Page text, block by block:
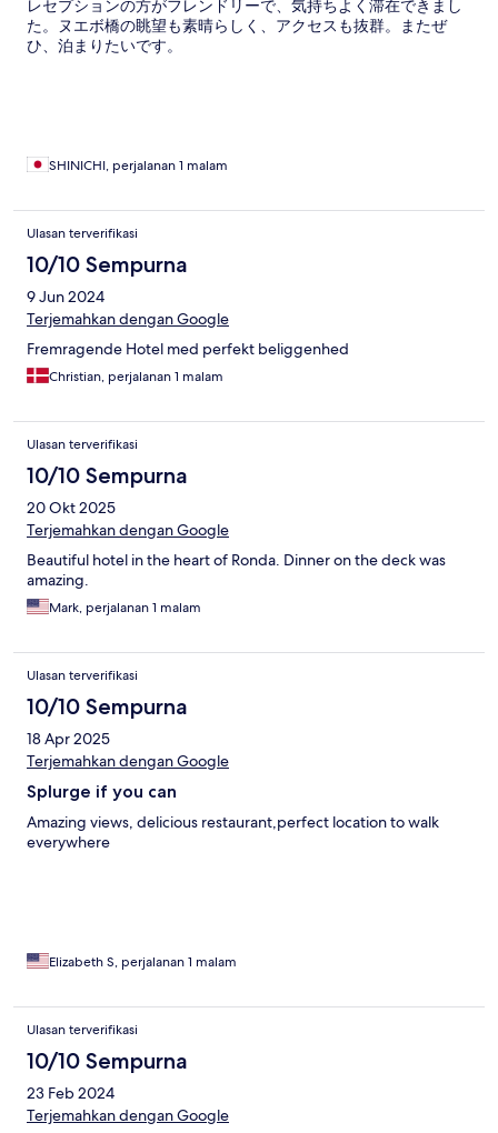
レセプションの方がフレンドリーで、気持ちよく滞在できまし
た。ヌエボ橋の眺望も素晴らしく、アクセスも抜群。またぜ
ひ、泊まりたいです。
SHINICHI, perjalanan 1 malam
Ulasan terverifikasi
10/10 Sempurna
9 Jun 2024
Terjemahkan dengan Google
Fremragende Hotel med perfekt beliggenhed
Christian, perjalanan 1 malam
Ulasan terverifikasi
10/10 Sempurna
20 Okt 2025
Terjemahkan dengan Google
Beautiful hotel in the heart of Ronda. Dinner on the deck was
amazing.
Mark, perjalanan 1 malam
Ulasan terverifikasi
10/10 Sempurna
18 Apr 2025
Terjemahkan dengan Google
Splurge if you can
Amazing views, delicious restaurant,perfect location to walk
everywhere
Elizabeth S, perjalanan 1 malam
Ulasan terverifikasi
10/10 Sempurna
23 Feb 2024
Terjemahkan dengan Google